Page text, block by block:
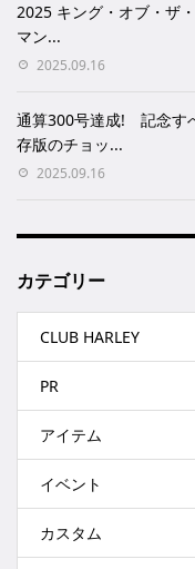
2025 キング・オブ・ザ
マン...
2025.09.16
通算300号達成! 記念す
存版のチョッ...
2025.09.16
カテゴリー
CLUB HARLEY
PR
アイテム
イベント
カスタム